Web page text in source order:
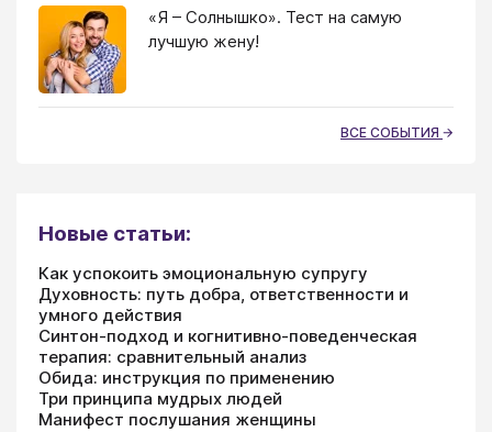
«Я – Солнышко». Тест на самую
лучшую жену!
ВСЕ СОБЫТИЯ
Новые статьи:
Как успокоить эмоциональную супругу
Духовность: путь добра, ответственности и
умного действия
Синтон-подход и когнитивно-поведенческая
терапия: сравнительный анализ
Обида: инструкция по применению
Три принципа мудрых людей
Манифест послушания женщины